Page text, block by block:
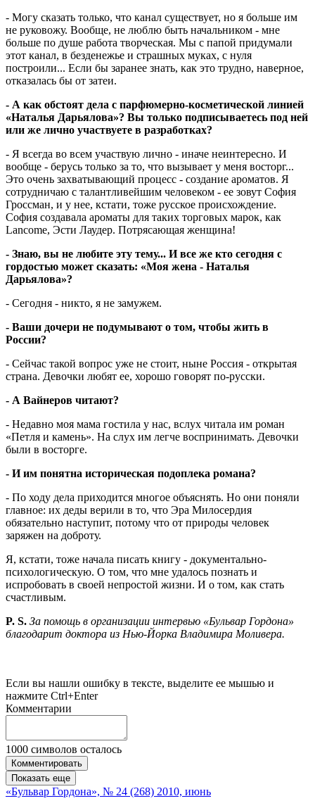
- Могу сказать только, что канал существует, но я больше им
не руковожу. Вообще, не люблю быть начальником - мне
больше по душе работа творческая. Мы с папой придумали
этот канал, в безденежье и страшных муках, с нуля
построили... Если бы заранее знать, как это трудно, наверное,
отказалась бы от затеи.
- А как обстоят дела с парфюмерно-косметической линией
«Наталья Дарьялова»? Вы только подписываетесь под ней
или же лично участвуете в разработках?
- Я всегда во всем участвую лично - иначе неинтересно. И
вообще - берусь только за то, что вызывает у меня восторг...
Это очень захватывающий процесс - создание ароматов. Я
сотрудничаю с талантливейшим человеком - ее зовут София
Гроссман, и у нее, кстати, тоже русское происхождение.
София создавала ароматы для таких торговых марок, как
Lancome, Эсти Лаудер. Потрясающая женщина!
- Знаю, вы не любите эту тему... И все же кто сегодня с
гордостью может сказать: «Моя жена - Наталья
Дарьялова»?
- Сегодня - никто, я не замужем.
- Ваши дочери не подумывают о том, чтобы жить в
России?
- Сейчас такой вопрос уже не стоит, ныне Россия - открытая
страна. Девочки любят ее, хорошо говорят по-русски.
- А Вайнеров читают?
- Недавно моя мама гостила у нас, вслух читала им роман
«Петля и камень». На слух им легче воспринимать. Девочки
были в восторге.
- И им понятна историческая подоплека романа?
- По ходу дела приходится многое объяснять. Но они поняли
главное: их деды верили в то, что Эра Милосердия
обязательно наступит, потому что от природы человек
заряжен на доброту.
Я, кстати, тоже начала писать книгу - документально-
психологическую. О том, что мне удалось познать и
испробовать в своей непростой жизни. И о том, как стать
счастливым.
P. S. За помощь в организации интервью «Бульвар Гордона»
благодарит доктора из Нью-Йорка Владимира Моливера.
Если вы нашли ошибку в тексте, выделите ее мышью и
нажмите Ctrl+Enter
Комментарии
1000 символов осталось
Комментировать
Показать еще
«Бульвар Гордона», № 24 (268) 2010, июнь